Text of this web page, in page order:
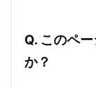
Q. このペ
か？